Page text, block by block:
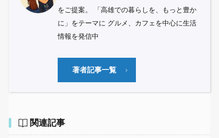
をご提案。 「高雄での暮らしを、もっと豊か
に」をテーマに グルメ、カフェを中心に生活
情報を発信中
著者記事一覧
関連記事